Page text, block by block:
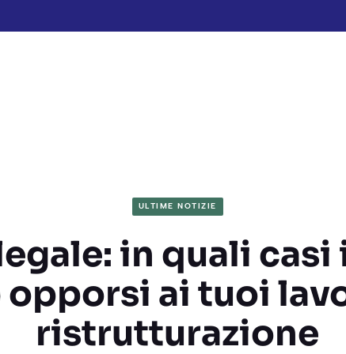
ULTIME NOTIZIE
in quali
opporsi ai tuoi
ristrutturazione